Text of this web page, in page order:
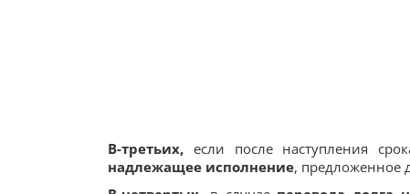
В-третьих, если после наступления
надлежащее исполнение, предложенное